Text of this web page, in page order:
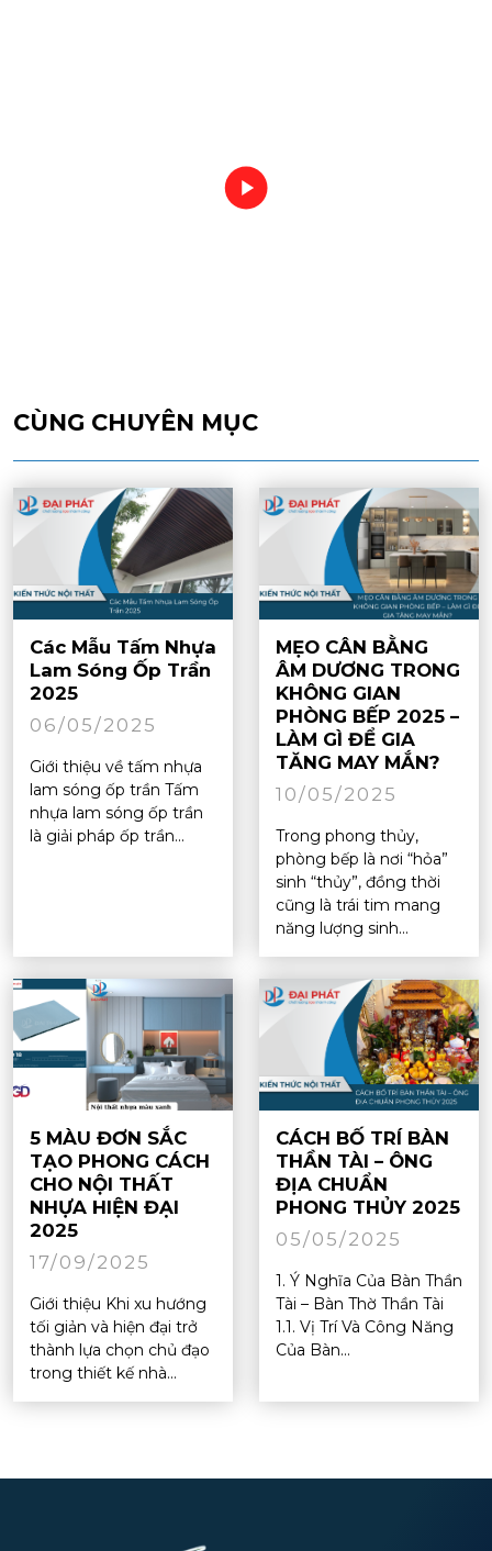
CÙNG CHUYÊN MỤC
Các Mẫu Tấm Nhựa
Lam Sóng Ốp Trần
2025
06/05/2025
Giới thiệu về tấm nhựa
lam sóng ốp trần Tấm
nhựa lam sóng ốp trần
là giải pháp ốp trần...
MẸO CÂN BẰNG
ÂM DƯƠNG TRONG
KHÔNG GIAN
PHÒNG BẾP 2025 –
LÀM GÌ ĐỂ GIA
TĂNG MAY MẮN?
10/05/2025
Trong phong thủy,
phòng bếp là nơi “hỏa”
sinh “thủy”, đồng thời
cũng là trái tim mang
năng lượng sinh...
5 MÀU ĐƠN SẮC
TẠO PHONG CÁCH
CHO NỘI THẤT
NHỰA HIỆN ĐẠI
2025
17/09/2025
Giới thiệu Khi xu hướng
tối giản và hiện đại trở
thành lựa chọn chủ đạo
trong thiết kế nhà...
CÁCH BỐ TRÍ BÀN
THẦN TÀI – ÔNG
ĐỊA CHUẨN
PHONG THỦY 2025
05/05/2025
1. Ý Nghĩa Của Bàn Thần
Tài – Bàn Thờ Thần Tài
1.1. Vị Trí Và Công Năng
Của Bàn...